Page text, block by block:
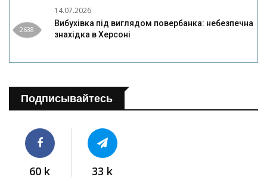
2638
14.07.2026
Вибухівка під виглядом повербанка: небезпечна
знахідка в Херсоні
Подписывайтесь
60 k 33 k